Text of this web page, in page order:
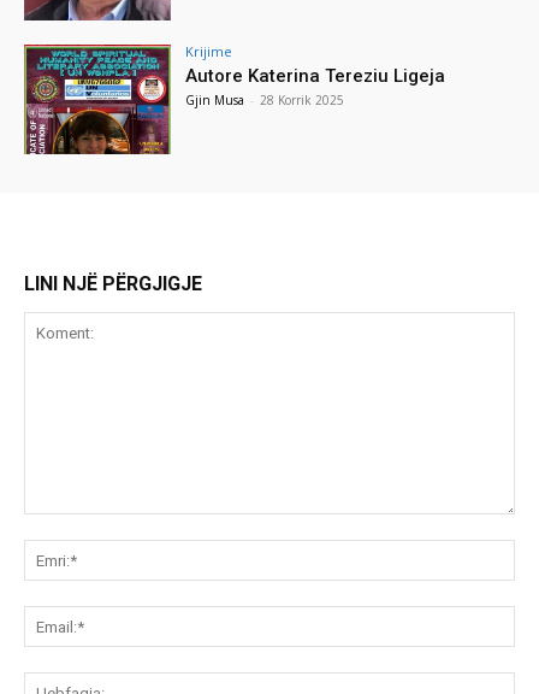
Krijime
Autore Katerina Tereziu Ligeja
Gjin Musa - 28 Korrik 2025
LINI NJË PËRGJIGJE